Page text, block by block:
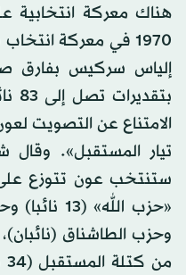
هناك معركة
1970 في معركة
إلياس سركيس بفارق
الامتناع عن التصويت
تيار المستقبل». وقال